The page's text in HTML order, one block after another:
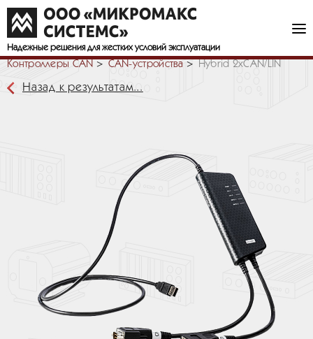
Надежные решения для жестких условий эксплуатации
Контроллеры CAN СAN-устройства Hybrid 2xCAN/LIN
Назад к результатам...